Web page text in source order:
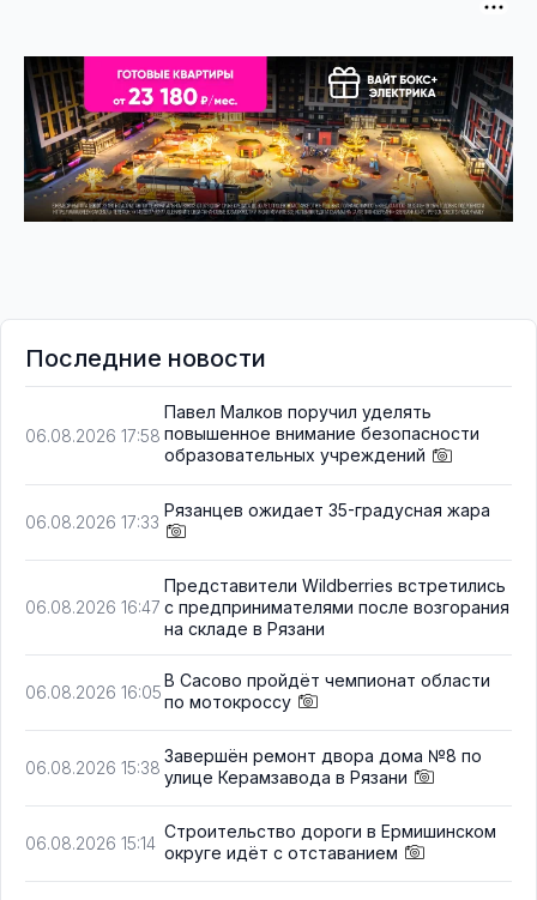
Последние новости
06.08.2026 17:58
Павел Малков поручил уделять
повышенное внимание безопасности
образовательных учреждений
06.08.2026 17:33
Рязанцев ожидает 35-градусная жара
06.08.2026 16:47
Представители Wildberries встретились
с предпринимателями после возгорания
на складе в Рязани
06.08.2026 16:05
В Сасово пройдёт чемпионат области
по мотокроссу
06.08.2026 15:38
Завершён ремонт двора дома №8 по
улице Керамзавода в Рязани
06.08.2026 15:14
Строительство дороги в Ермишинском
округе идёт с отставанием